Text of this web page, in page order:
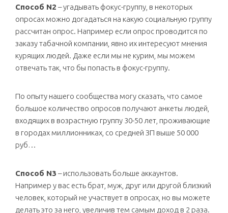
Способ N2 – угадывать фокус-группу, в некоторых
опросах можно догадаться на какую социальную группу
рассчитан опрос. Например если опрос проводится по
заказу табачной компании, явно их интересуют мнения
курящих людей. Даже если мы не курим, мы можем
отвечать так, что бы попасть в фокус-группу.
По опыту нашего сообщества могу сказать, что самое
большое количество опросов получают анкеты людей,
входящих в возрастную группу 30-50 лет, проживающие
в городах миллионниках, со средней ЗП выше 50 000
руб…
Способ N3 – использовать больше аккаунтов.
Например у вас есть брат, муж, друг или другой близкий
человек, который не участвует в опросах, но вы можете
делать это за него, увеличив тем самым доход в 2 раза.